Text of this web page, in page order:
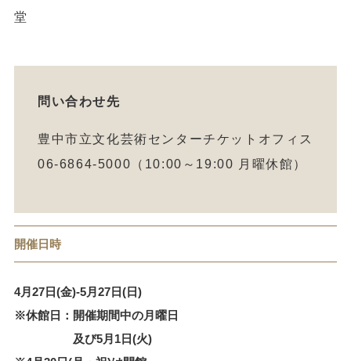
堂
問い合わせ先
豊中市立文化芸術センターチケットオフィス
06-6864-5000（10:00～19:00 月曜休館）
開催日時
4月27日(金)-5月27日(日)
※休館日：開催期間中の月曜日
及び5月1日(火)